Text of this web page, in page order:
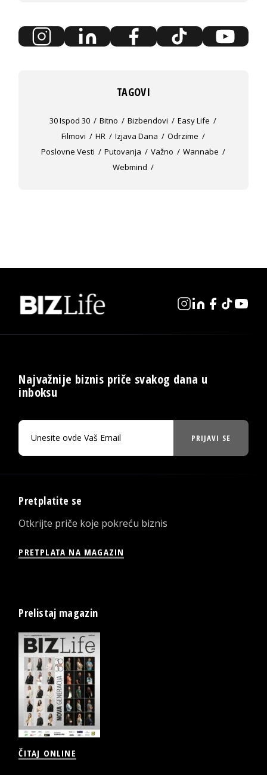
TAGOVI
30 Ispod 30 Bitno Bizbendovi
Easy Life
Filmovi
HR Izjava Dana
Odrzime
Poslovne Vesti
Putovanja Važno
Wannabe
Webmind
Najvažnije biznis priče svakog dana u
inboksu
PRIJAVI SE
Pretplatite se
Otkrijte priče koje pokreću biznis
PRETPLATA NA MAGAZIN
Prelistaj magazin
ČITAJ ONLINE